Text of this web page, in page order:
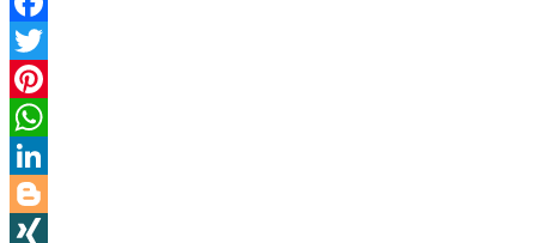
Facebook
Twitter
Pinterest
WhatsApp
LinkedIn
Blogger